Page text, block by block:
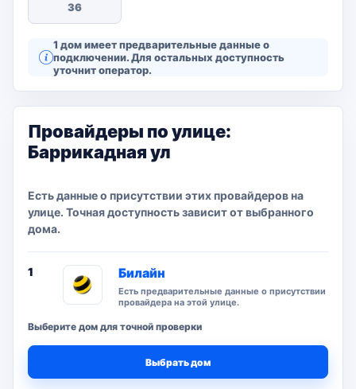
36
1 дом имеет предварительные данные о
подключении. Для остальных доступность
уточнит оператор.
Провайдеры по улице:
Баррикадная ул
Есть данные о присутствии этих провайдеров на
улице. Точная доступность зависит от выбранного
дома.
1 Билайн
Есть предварительные данные о присутствии
провайдера на этой улице.
Выберите дом для точной проверки
Выбрать дом